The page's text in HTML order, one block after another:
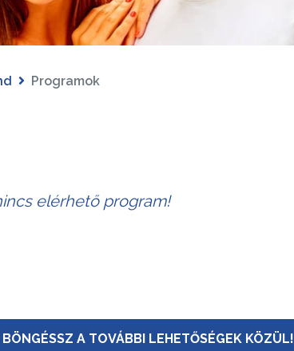
Programok
elérhető program!
A TOVÁBBI LEHETŐSÉGEK KÖZÜL!